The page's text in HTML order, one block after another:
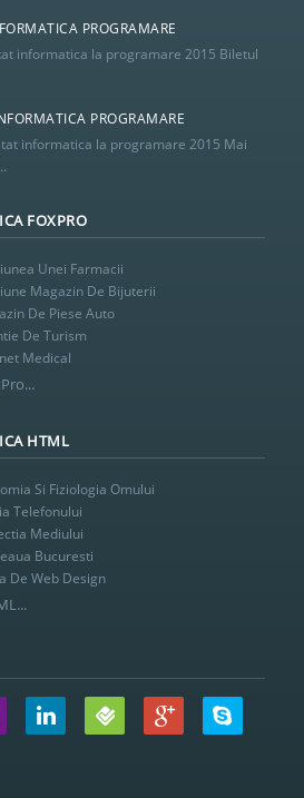
PROGRAMARE
informatica la programare 2015 Biletul
PROGRAMARE
informatica la programare 2015 Mai
FOXPRO
Unei Farmacii
Magazin De Bijuterii
De Piese Auto
De Turism
Medical
HTML
Si Fiziologia Omului
Telefonului
Mediului
Bucuresti
De Web Design